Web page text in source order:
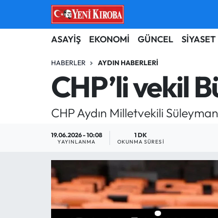
ASAYİŞ EKONOMİ GÜNCEL SİYASET
HABERLER AYDIN HABERLERI
CHP’li vekil
CHP Aydın Milletvekili
19.06.2026 - 10:08
YAYINLANMA
1 DK
OKUNMA SÜRESI
ASAYİŞ
BİLİM-TEKNOLOJİ
ÇEVRE
DÜNYA
EĞİTİM
EKONOMİ
GÜNCEL
GÜNDEM
Aydın Nöbetçi Eczaneler
Aydın Hava Durumu
Aydin Namaz Vakitleri
Aydın Trafik Yoğunluk Haritası
Süper Lig Puan Durumu ve Fikstür
Tüm Manşetler
Son Dakika Haberleri
Haber Arşivi